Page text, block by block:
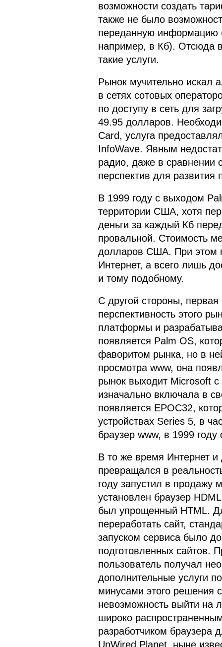
возможности создать
также не было
переданную информацию
например, в Кб). Отсюда
такие услуги.
Рынок мучительно искал
в сетях сотовых
по доступу в сеть для
49.95 долларов.
Card, услуга
InfoWave. Явным
радио, даже в сравнении
перспектив для
В 1999 году с выходом
территории США, хотя
деньги за каждый Кб
провальной. Стоимость
долларов США. При этом
Интернет, а всего лишь
и тому подобному.
С другой стороны,
перспективность этого
платформы и
появляется Palm OS,
фаворитом рынка, но в
просмотра www, она
рынок выходит Microsoft
изначально включала в
появляется EPOC32,
устройствах Series 5, в
браузер www, в 1999
В то же время Интернет
превращался в
году запустил в продажу
установлен браузер
был упрощенный HTML.
переработать сайт,
запуском сервиса было
подготовленных сайтов.
пользователь получал
дополнительные услуги
минусами этого решения
невозможность выйти на
широко
разработчиком браузера
UnWired Planet, ныне